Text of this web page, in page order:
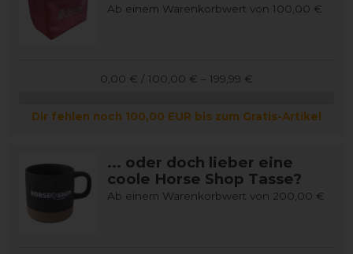
Ab einem Warenkorbwert von 100,00 €
0,00 € / 100,00 € – 199,99 €
Dir fehlen noch 100,00 EUR bis zum Gratis-Artikel
... oder doch lieber eine
coole Horse Shop Tasse?
Ab einem Warenkorbwert von 200,00 €